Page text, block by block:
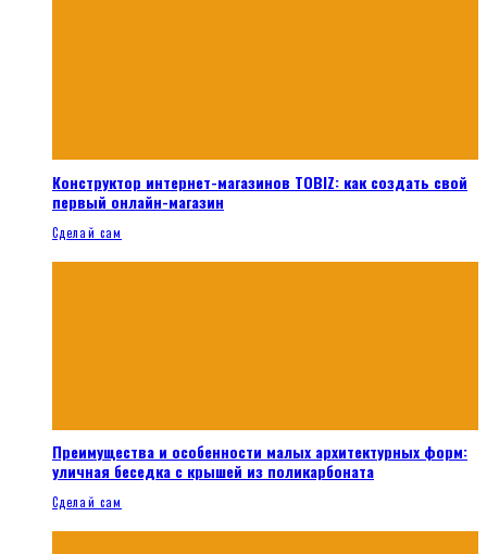
Конструктор интернет-магазинов TOBIZ: как создать свой
первый онлайн-магазин
Сделай сам
Преимущества и особенности малых архитектурных форм:
уличная беседка с крышей из поликарбоната
Сделай сам